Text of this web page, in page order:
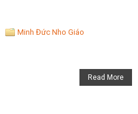
Minh Đức Nho Giáo
Read More